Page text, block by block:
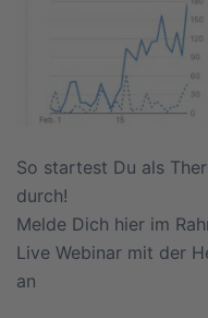
So startest Du als
durch!
Melde Dich hier im
Live Webinar mit der
an